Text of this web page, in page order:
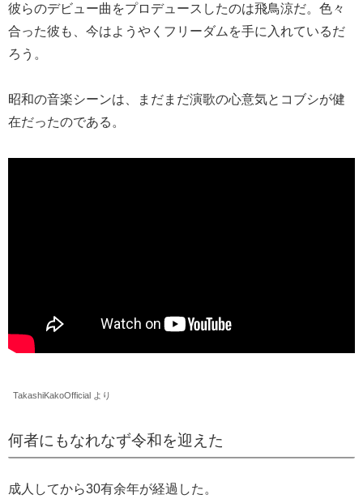
彼らのデビュー曲をプロデュースしたのは飛鳥涼だ。色々
合った彼も、今はようやくフリーダムを手に入れているだ
ろう。
昭和の音楽シーンは、まだまだ演歌の心意気とコブシが健
在だったのである。
TakashiKakoOfficial より
何者にもなれなず令和を迎えた
成人してから30有余年が経過した。